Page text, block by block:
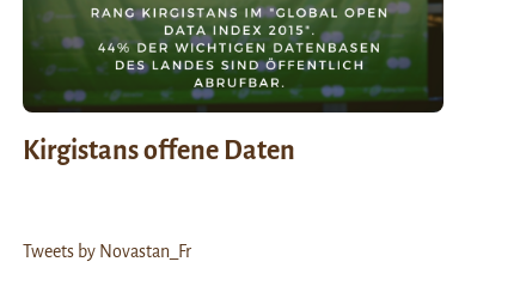
Kirgistans offene Daten
Tweets by Novastan_Fr